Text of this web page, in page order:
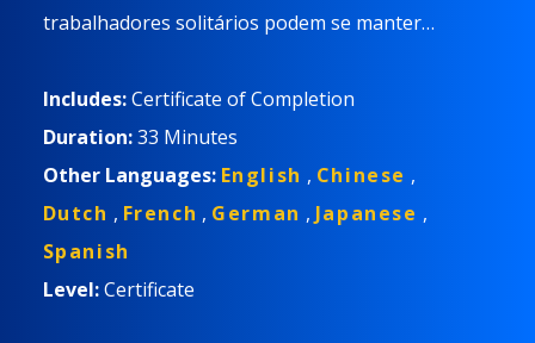
trabalhadores solitários podem se manter
seus supervisores e gerentes.
Includes:Certificate of Completion
Duration:33 Minutes
Other Languages: English , Chinese ,
Dutch , French , German , Japanese ,
Spanish
Level:Certificate